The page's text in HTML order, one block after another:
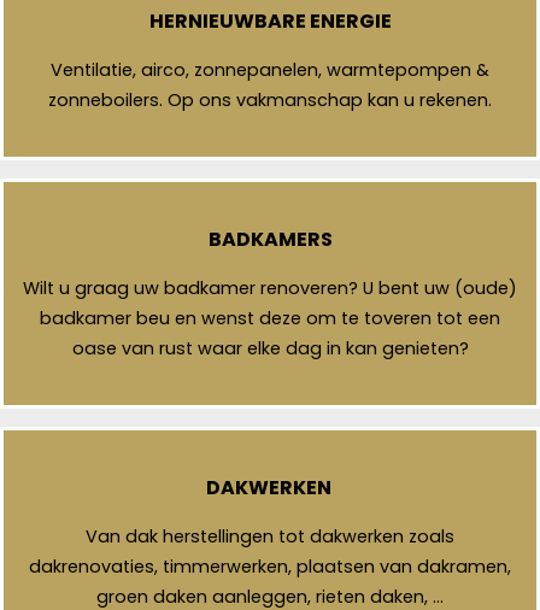
HERNIEUWBARE ENERGIE
Ventilatie, airco, zonnepanelen, warmtepompen &
zonneboilers. Op ons vakmanschap kan u rekenen.
BADKAMERS
Wilt u graag uw badkamer renoveren? U bent uw (oude)
badkamer beu en wenst deze om te toveren tot een
oase van rust waar elke dag in kan genieten?
DAKWERKEN
Van dak herstellingen tot dakwerken zoals
dakrenovaties, timmerwerken, plaatsen van dakramen,
groen daken aanleggen, rieten daken, …